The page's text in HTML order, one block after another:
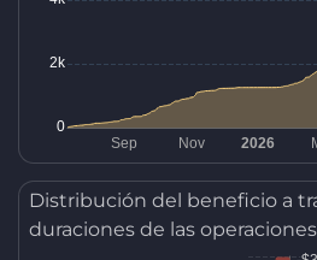
Distribución del beneficio a
duraciones de las operaciones